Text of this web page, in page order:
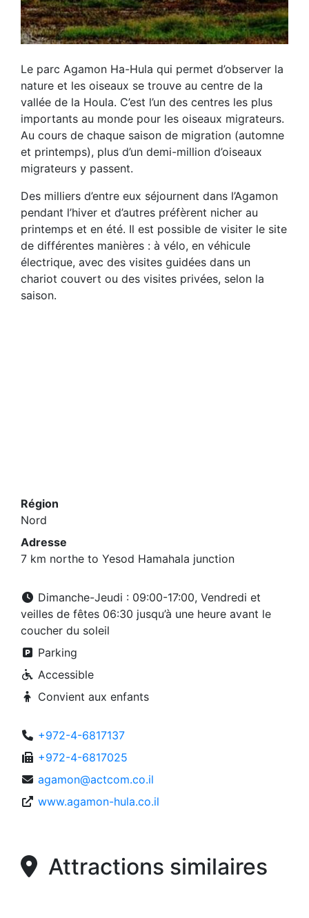
Le parc Agamon Ha-Hula qui permet d’observer la
nature et les oiseaux se trouve au centre de la
vallée de la Houla. C’est l’un des centres les plus
importants au monde pour les oiseaux migrateurs.
Au cours de chaque saison de migration (automne
et printemps), plus d’un demi-million d’oiseaux
migrateurs y passent.
Des milliers d’entre eux séjournent dans l’Agamon
pendant l’hiver et d’autres préfèrent nicher au
printemps et en été. Il est possible de visiter le site
de différentes manières : à vélo, en véhicule
électrique, avec des visites guidées dans un
chariot couvert ou des visites privées, selon la
saison.
Région
Nord
Adresse
7 km northe to Yesod Hamahala junction
Dimanche-Jeudi : 09:00-17:00, Vendredi et
veilles de fêtes 06:30 jusqu’à une heure avant le
coucher du soleil
Parking
Accessible
Convient aux enfants
+972-4-6817137
+972-4-6817025
agamon@actcom.co.il
www.agamon-hula.co.il
Attractions similaires